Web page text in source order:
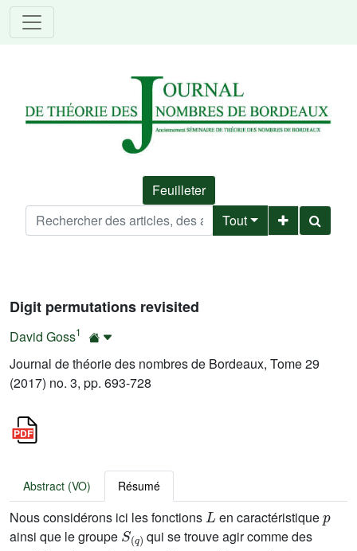
Feuilleter
Tout
Digit permutations revisited
David Goss1
Journal de théorie des nombres de Bordeaux, Tome 29
(2017) no. 3, pp. 693-728
Abstract (VO) Résumé
Nous considérons ici les fonctions
L
en caractéristique
p
ainsi que le groupe
S (q)
qui se trouve agir comme des